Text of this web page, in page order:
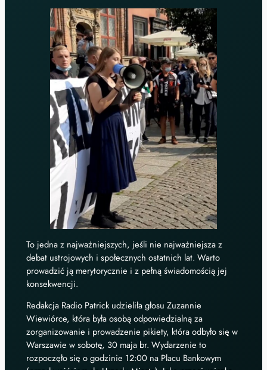
To jedna z najważniejszych, jeśli nie najważniejsza z
debat ustrojowych i społecznych ostatnich lat. Warto
prowadzić ją merytorycznie i z pełną świadomością jej
konsekwencji.
Redakcja Radio Patrick udzieliła głosu Zuzannie
Wiewiórce, która była osobą odpowiedzialną za
zorganizowanie i prowadzenie pikiety, która odbyło się w
Warszawie w sobotę, 30 maja br. Wydarzenie to
rozpoczęło się o godzinie 12:00 na Placu Bankowym